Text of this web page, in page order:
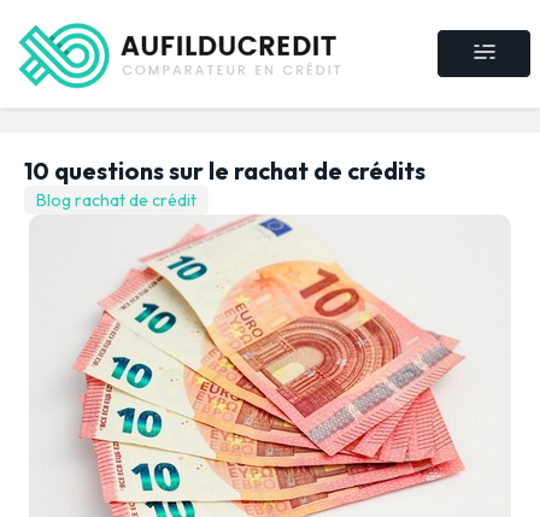
10 questions sur le rachat de crédits
Blog rachat de crédit